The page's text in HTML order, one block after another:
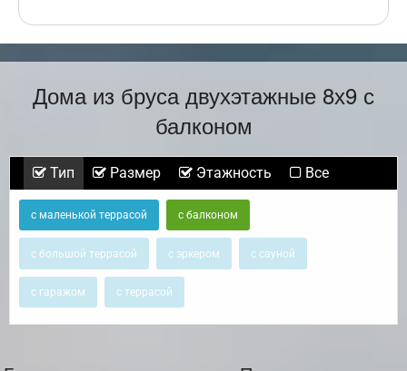
Дома из бруса двухэтажные 8х9 с
балконом
Тип Размер Этажность Все
с маленькой террасой с балконом
с большой террасой с эркером с сауной
с гаражом с террасой